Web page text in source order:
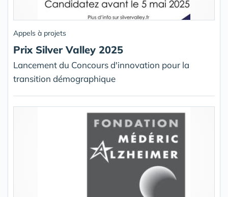
Appels à projets
Prix Silver Valley 2025
Lancement du Concours d'innovation pour la
transition démographique